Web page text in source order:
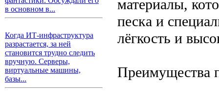
в основном в...
Когда ИТ-инфраструктура
разрастается, за ней
становится трудно следить
вручную. Серверы,
виртуальные машины,
базы...
материалы,
песка и
лёгкость и
Преимущества